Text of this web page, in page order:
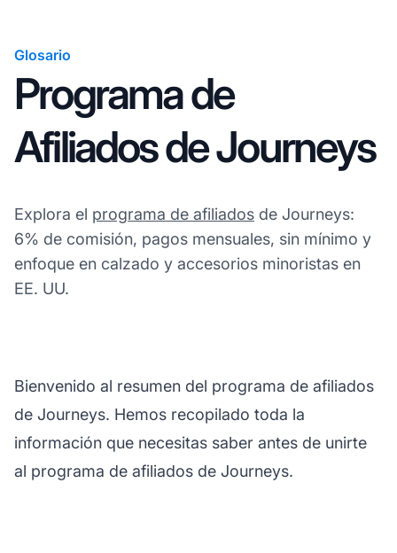
Glosario
Programa de
Afiliados de Journeys
Explora el programa de afiliados de Journeys:
6% de comisión, pagos mensuales, sin mínimo y
enfoque en calzado y accesorios minoristas en
EE. UU.
Bienvenido al resumen del programa de afiliados
de Journeys. Hemos recopilado toda la
información que necesitas saber antes de unirte
al programa de afiliados de Journeys.